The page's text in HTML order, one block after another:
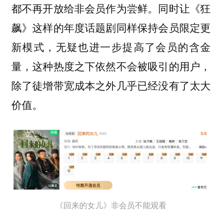
都不再开放给非会员作为尝鲜。同时让《狂
飙》这样的年度话题剧同样保持会员限定更
新模式，无疑也进一步提高了会员的含金
量，这种热度之下依然不会被吸引的用户，
除了徒增带宽成本之外几乎已经没有了太大
价值。
《回来的女儿》非会员不能观看